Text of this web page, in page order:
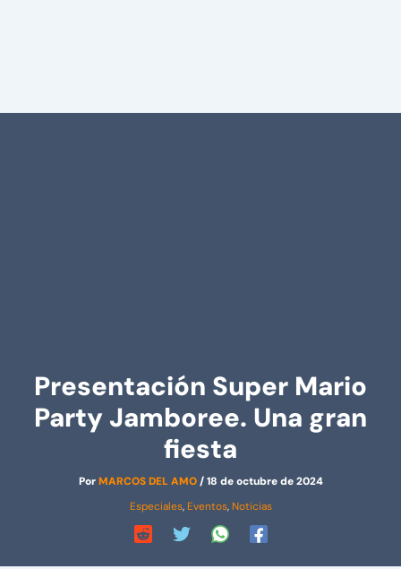
Presentación Super Mario
Party Jamboree. Una gran
fiesta
PorMARCOS DEL AMO/18 de octubre de 2024
Especiales, Eventos, Noticias